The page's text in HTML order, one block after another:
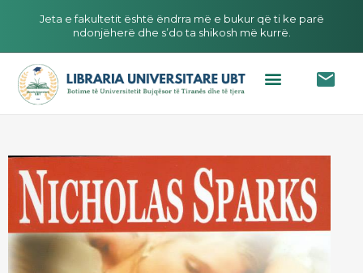
Jeta e fakultetit është ëndrra më e bukur që ti ke parë
ndonjëherë dhe s’do ta shikosh më kurrë.